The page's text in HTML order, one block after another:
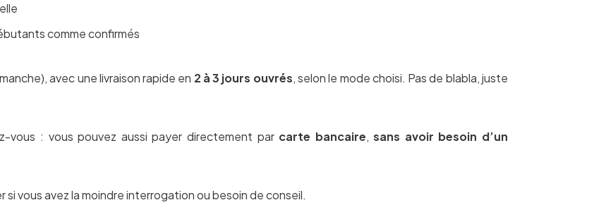
comme confirmés
avec une livraison rapide en 2 à 3 jours ouvrés, selon le mode choisi. Pas de blabla, juste
vous : vous pouvez aussi payer directement par carte bancaire,sans avoir besoin d’un
vous avez la moindre interrogation ou besoin de conseil.